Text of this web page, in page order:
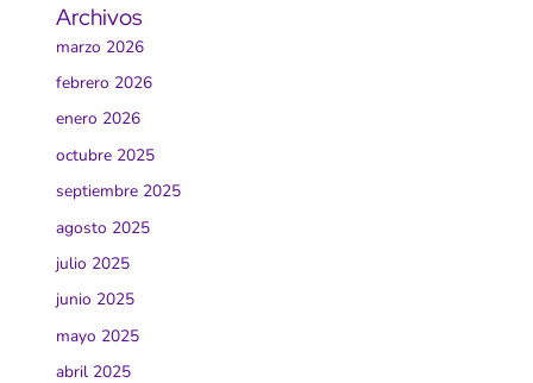
Archivos
marzo 2026
febrero 2026
enero 2026
octubre 2025
septiembre 2025
agosto 2025
julio 2025
junio 2025
mayo 2025
abril 2025